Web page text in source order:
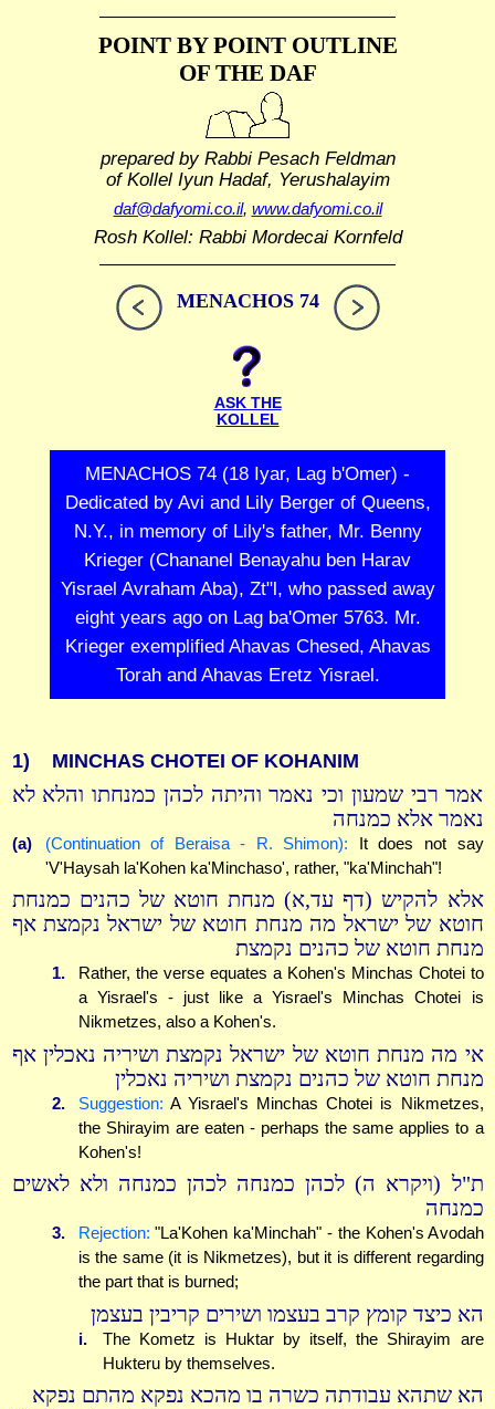
POINT BY POINT OUTLINE
OF THE DAF
prepared by Rabbi Pesach Feldman
of Kollel Iyun Hadaf, Yerushalayim
daf@dafyomi.co.il, www.dafyomi.co.il
Rosh Kollel: Rabbi Mordecai Kornfeld
MENACHOS 74
ASK THE
KOLLEL
MENACHOS 74 (18 Iyar, Lag b'Omer) -
Dedicated by Avi and Lily Berger of Queens,
N.Y., in memory of Lily's father, Mr. Benny
Krieger (Chananel Benayahu ben Harav
Yisrael Avraham Aba), Zt"l, who passed away
eight years ago on Lag ba'Omer 5763. Mr.
Krieger exemplified Ahavas Chesed, Ahavas
Torah and Ahavas Eretz Yisrael.
1) MINCHAS CHOTEI OF KOHANIM
אמר רבי שמעון וכי נאמר והיתה לכהן כמנחתו והלא לא
נאמר אלא כמנחה
(a) (Continuation of Beraisa - R. Shimon): It does not say
'V'Haysah la'Kohen ka'Minchaso', rather, "ka'Minchah"!
אלא להקיש (דף עד,א) מנחת חוטא של כהנים כמנחת
חוטא של ישראל מה מנחת חוטא של ישראל נקמצת אף
מנחת חוטא של כהנים נקמצת
1.
Rather, the verse equates a Kohen's Minchas Chotei to
a Yisrael's - just like a Yisrael's Minchas Chotei is
Nikmetzes, also a Kohen's.
אי מה מנחת חוטא של ישראל נקמצת ושיריה נאכלין אף
מנחת חוטא של כהנים נקמצת ושיריה נאכלין
2. Suggestion: A Yisrael's Minchas Chotei is Nikmetzes,
the Shirayim are eaten - perhaps the same applies to a
Kohen's!
ת"ל (ויקרא ה) לכהן כמנחה לכהן כמנחה ולא לאשים
כמנחה
3. Rejection: "La'Kohen ka'Minchah" - the Kohen's Avodah
is the same (it is Nikmetzes), but it is different regarding
the part that is burned;
הא כיצד קומץ קרב בעצמו ושירים קריבין בעצמן
i.
The Kometz is Huktar by itself, the Shirayim are
Hukteru by themselves.
הא שתהא עבודתה כשרה בו מהכא נפקא מהתם נפקא